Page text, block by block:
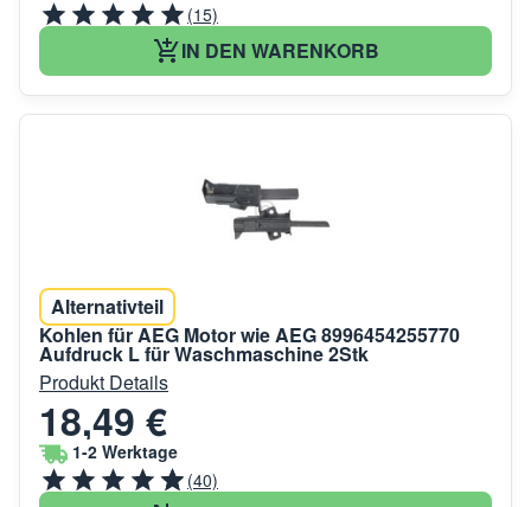
(15)
IN DEN WARENKORB
Alternativteil
Kohlen für AEG Motor wie AEG 8996454255770
Aufdruck L für Waschmaschine 2Stk
Produkt Details
18,49 €
1-2 Werktage
(40)